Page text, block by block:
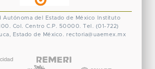
Autónoma del Estado de México
Instituto
Col. Centro C.P. 50000. Tel. (01-722)
Estado de México. rectoria@uaemex.mx